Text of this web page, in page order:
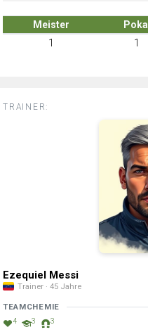
Meister Pokal
1
1
TRAINER:
Ezequiel Messi
Trainer · 45 Jahre
TEAMCHEMIE
4 3 3